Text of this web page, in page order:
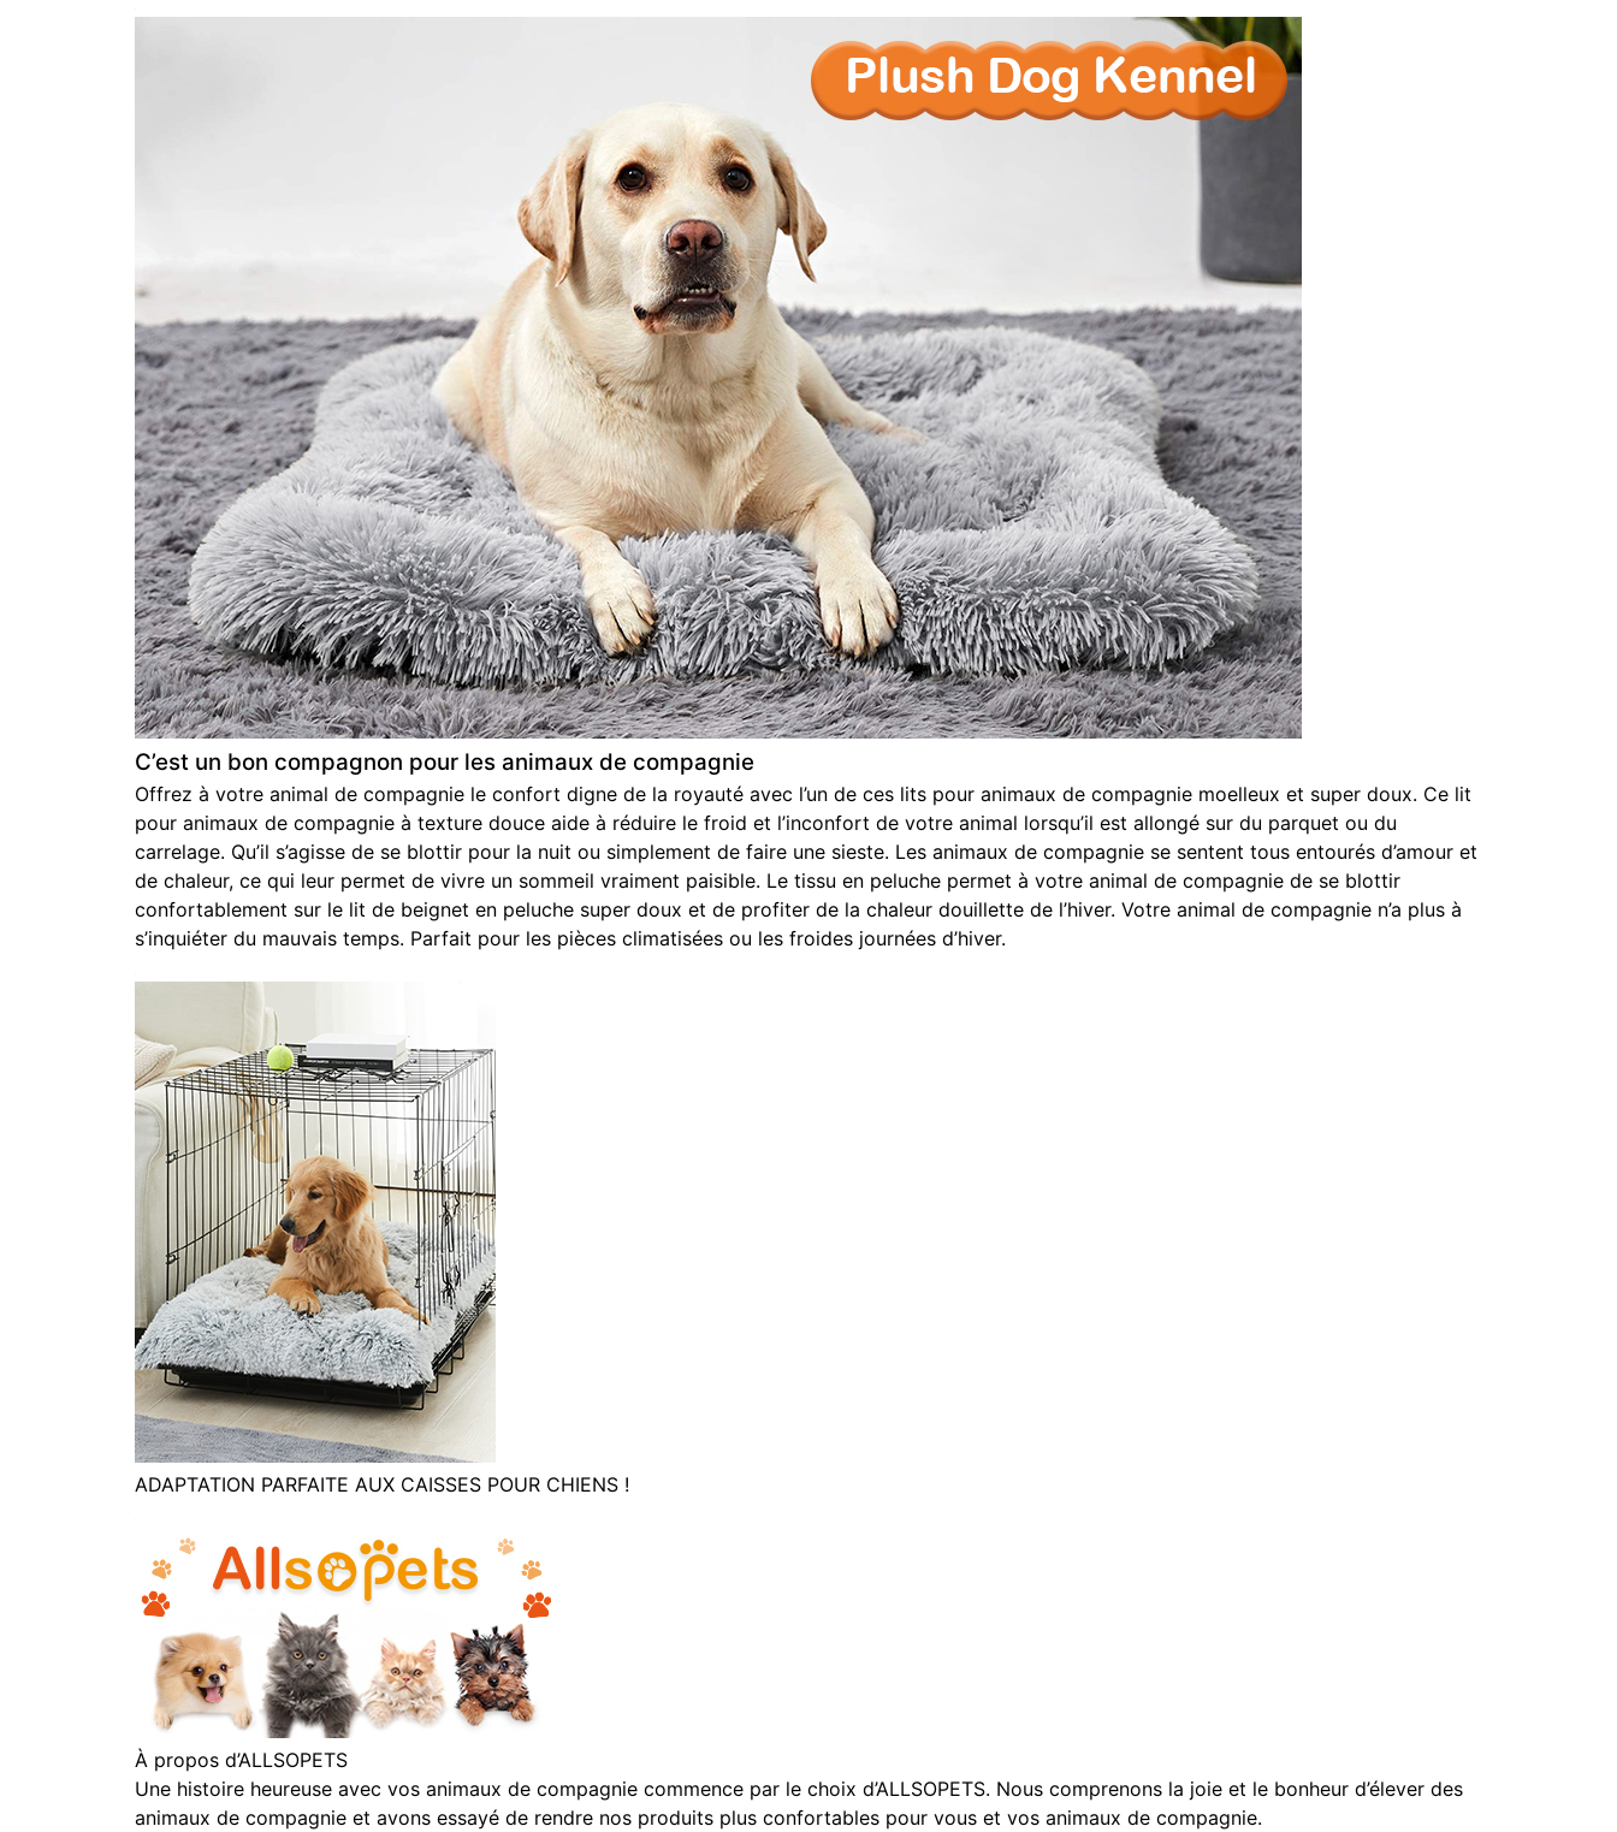
C’est un bon compagnon pour les animaux de compagnie
Offrez à votre animal de compagnie le confort digne de la royauté avec l’un de ces lits pour animaux de compagnie moelleux et super doux. Ce lit
pour animaux de compagnie à texture douce aide à réduire le froid et l’inconfort de votre animal lorsqu’il est allongé sur du parquet ou du
carrelage. Qu’il s’agisse de se blottir pour la nuit ou simplement de faire une sieste. Les animaux de compagnie se sentent tous entourés d’amour et
de chaleur, ce qui leur permet de vivre un sommeil vraiment paisible. Le tissu en peluche permet à votre animal de compagnie de se blottir
confortablement sur le lit de beignet en peluche super doux et de profiter de la chaleur douillette de l’hiver. Votre animal de compagnie n’a plus à
s’inquiéter du mauvais temps. Parfait pour les pièces climatisées ou les froides journées d’hiver.
ADAPTATION PARFAITE AUX CAISSES POUR CHIENS !
À propos d’ALLSOPETS
Une histoire heureuse avec vos animaux de compagnie commence par le choix d’ALLSOPETS. Nous comprenons la joie et le bonheur d’élever des
animaux de compagnie et avons essayé de rendre nos produits plus confortables pour vous et vos animaux de compagnie.